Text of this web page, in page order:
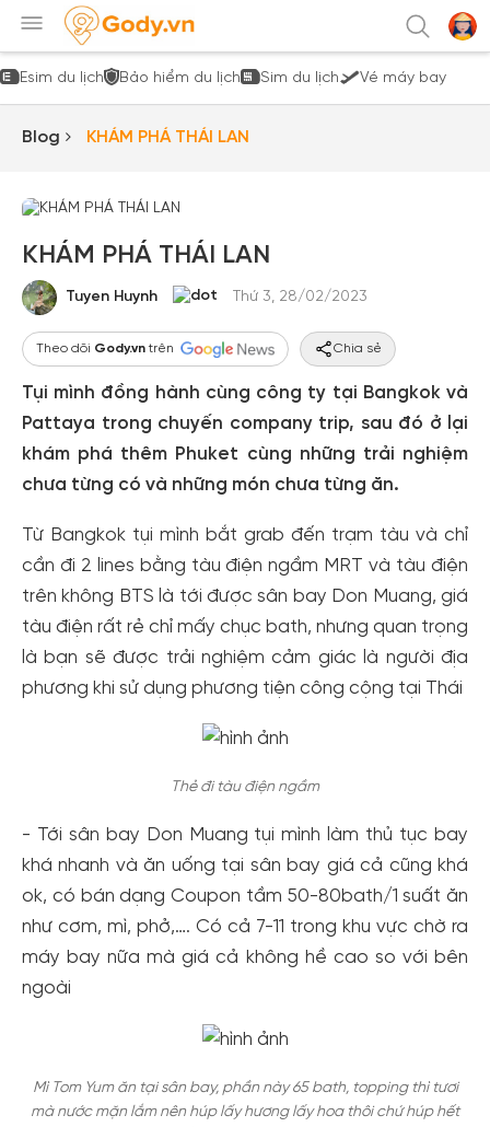
Esim du lịch Bảo hiểm du lịch Sim du lịch Vé máy bay
Blog KHÁM PHÁ THÁI LAN
KHÁM PHÁ THÁI LAN
Tuyen Huynh Thứ 3, 28/02/2023
Theo dõi Gody.vntrên Chia sẻ
Tụi mình đồng hành cùng công ty tại Bangkok và
Pattaya trong chuyến company trip, sau đó ở lại
khám phá thêm Phuket cùng những trải nghiệm
chưa từng có và những món chưa từng ăn.
Từ Bangkok tụi mình bắt grab đến trạm tàu và chỉ
cần đi 2 lines bằng tàu điện ngầm MRT và tàu điện
trên không BTS là tới được sân bay Don Muang, giá
tàu điện rất rẻ chỉ mấy chục bath, nhưng quan trọng
là bạn sẽ được trải nghiệm cảm giác là người địa
phương khi sử dụng phương tiện công cộng tại Thái
Thẻ đi tàu điện ngầm
- Tới sân bay Don Muang tụi mình làm thủ tục bay
khá nhanh và ăn uống tại sân bay giá cả cũng khá
ok, có bán dạng Coupon tầm 50-80bath/1 suất ăn
như cơm, mì, phở,…. Có cả 7-11 trong khu vực chờ ra
máy bay nữa mà giá cả không hề cao so với bên
ngoài
Mì Tom Yum ăn tại sân bay, phần này 65 bath, topping thì tươi
mà nước mặn lắm nên húp lấy hương lấy hoa thôi chứ húp hết